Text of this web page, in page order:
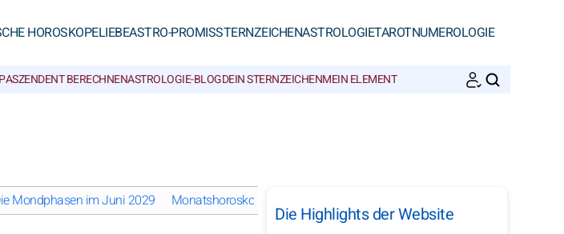
HOROSKOPELIEBEASTRO-PROMISSTERNZEICHENASTROLOGIETAROTNUMEROLOGIE
ASZENDENT BERECHNENASTROLOGIE-BLOGDEIN STERNZEICHENMEIN ELEMENT
Mondphasen im Juni 2029 Monatshoroskope 2029 für die Fische – Wähle einen Monat
Die Highlights der Website